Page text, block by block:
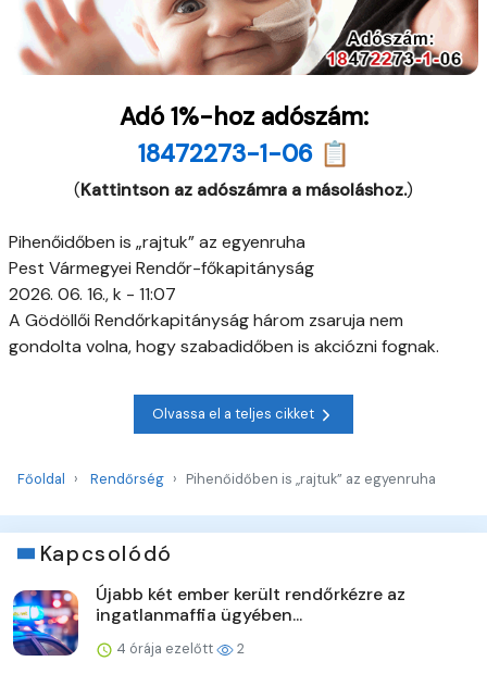
Adó 1%-hoz adószám:
18472273-1-06 📋
(Kattintson az adószámra a másoláshoz.)
Pihenőidőben is „rajtuk” az egyenruha
Pest Vármegyei Rendőr-főkapitányság
2026. 06. 16., k - 11:07
A Gödöllői Rendőrkapitányság három zsaruja nem
gondolta volna, hogy szabadidőben is akciózni fognak.
Olvassa el a teljes cikket
Főoldal Rendőrség Pihenőidőben is „rajtuk” az egyenruha
Kapcsolódó
Újabb két ember került rendőrkézre az
ingatlanmaffia ügyében...
4 órája ezelőtt 2